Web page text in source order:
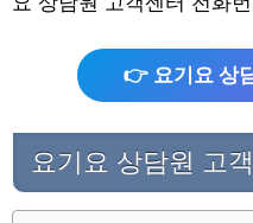
👉 요기요 상
요기요 상담원 고